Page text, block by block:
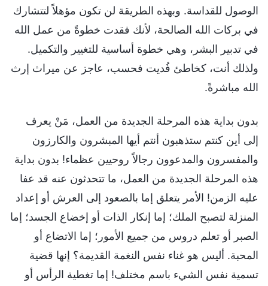
الوصول للقداسة. وبهذه الطريقة لن تكون مؤهلاً لتتشارك
في بركات الله الصالحة، لأنك فقدت خطوةً من عمل الله
في تدبير البشر، وهي خطوة أساسية للتغيير والتكميل.
ولذلك أنت، كخاطئ فُديت فحسب، عاجز عن ميراث إرث
الله مباشرةً.
بدون بداية هذه المرحلة الجديدة من العمل، مَنْ يعرف
إلى أين كنتم ستذهبون أنتم أيها المبشرون والكارزون
والمفسرون والمدعوون رجالاً روحيين عظماء! بدون بداية
هذه المرحلة الجديدة من العمل، ما تتحدثون عنه قد عفا
عليه الزمن! الأمر يتعلق إما بالصعود إلى العرش أو إعداد
المنزلة لتصبح الملك؛ إما إنكار الذات أو إخضاع الجسد؛ إما
الصبر أو تعلم دروس من جميع الأمور؛ إما الاتضاع أو
المحبة. أليس هو غناء نفس النغمة القديمة؟ إنها قضية
تسمية نفس الشيء باسم مختلف! إما تغطية الرأس أو